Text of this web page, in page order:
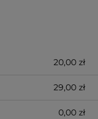
20,00 zł
29,00 zł
0,00 zł